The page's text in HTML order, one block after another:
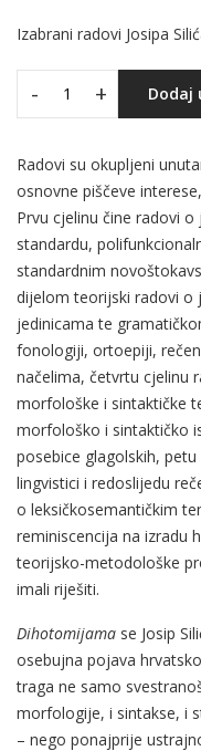
Izabrani radovi Josipa
- + Dodaj
Radovi su okupljeni
osnovne piščeve
Prvu cjelinu čine radovi
standardu,
standardnim
dijelom teorijski radovi o
jedinicama te
fonologiji, ortoepiji,
načelima, četvrtu cjelinu
morfološke i sintaktičke
morfološko i sintaktičko
posebice glagolskih,
lingvistici i redoslijedu
o leksičkosemantičkim
reminiscencija na izradu
teorijsko-metodološke
imali riješiti.
Dihotomijama se Josip
osebujna pojava
traga ne samo
morfologije, i sintakse, i
– nego ponajprije